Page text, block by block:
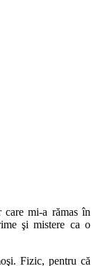
mi-a rămas în
şi mistere ca o
Fizic, pentru că